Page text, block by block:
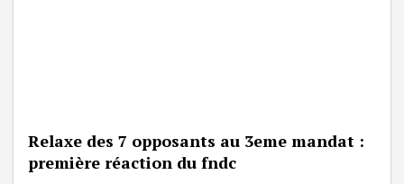
Relaxe des 7 opposants au 3eme mandat :
première réaction du fndc